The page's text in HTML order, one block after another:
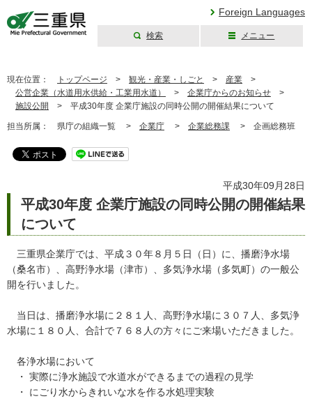
Foreign Languages
検索 メニュー
現在位置： トップページ > 観光・産業・しごと > 産業 >
公営企業（水道用水供給・工業用水道）
> 企業庁からのお知らせ >
施設公開
> 平成30年度 企業庁施設の同時公開の開催結果について
担当所属： 県庁の組織一覧 > 企業庁 > 企業総務課 > 企画総務班
平成30年09月28日
平成30年度 企業庁施設の同時公開の開催結果
について
三重県企業庁では、平成３０年８月５日（日）に、播磨浄水場
（桑名市）、高野浄水場（津市）、多気浄水場（多気町）の一般公
開を行いました。
当日は、播磨浄水場に２８１人、高野浄水場に３０７人、多気浄
水場に１８０人、合計で７６８人の方々にご来場いただきました。
各浄水場において
・ 実際に浄水施設で水道水ができるまでの過程の見学
・ にごり水からきれいな水を作る水処理実験